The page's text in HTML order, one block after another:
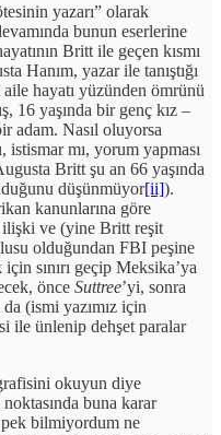
yazarı” olarak
bunun eserlerine
Britt ile geçen kısmı
Hanım, yazar ile tanıştığı
hayatı yüzünden ömrünü
16 yaşında bir genç kız –
adam. Nasıl oluyorsa
mı, yorum yapması
Britt şu an 66 yaşında
düşünmüyor[ii]).
kanunlarına göre
ve (yine Britt reşit
olduğundan FBI peşine
sınırı geçip Meksika’ya
önce Suttree’yi, sonra
da (ismi yazımız için
ile ünlenip dehşet paralar
okuyun diye
buna karar
pek bilmiyordum ne